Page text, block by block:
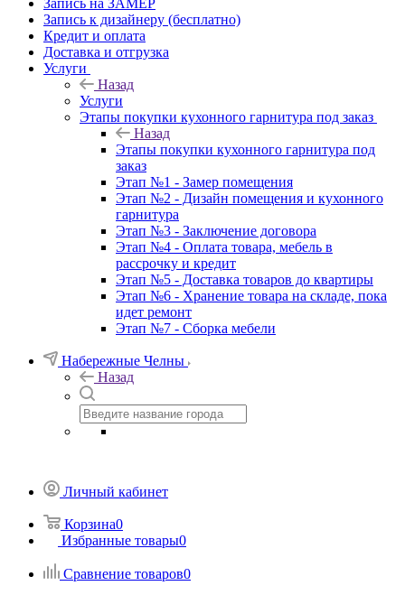
Запись на ЗАМЕР
Запись к дизайнеру (бесплатно)
Кредит и оплата
Доставка и отгрузка
Услуги
Назад
Услуги
Этапы покупки кухонного гарнитура под заказ
Назад
Этапы покупки кухонного гарнитура под
заказ
Этап №1 - Замер помещения
Этап №2 - Дизайн помещения и кухонного
гарнитура
Этап №3 - Заключение договора
Этап №4 - Оплата товара, мебель в
рассрочку и кредит
Этап №5 - Доставка товаров до квартиры
Этап №6 - Хранение товара на складе, пока
идет ремонт
Этап №7 - Сборка мебели
Набережные Челны
Назад
Личный кабинет
Корзина0
Избранные товары0
Сравнение товаров0